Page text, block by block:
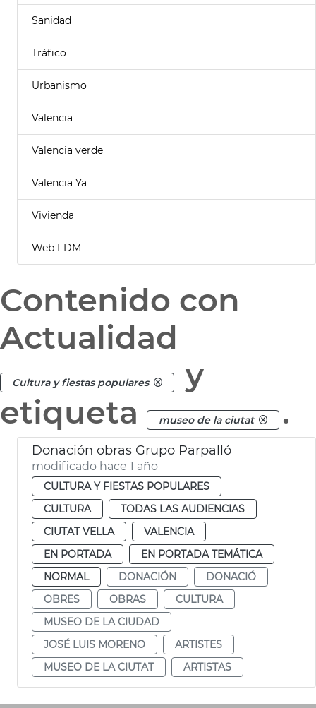
Sanidad
Tráfico
Urbanismo
Valencia
Valencia verde
Valencia Ya
Vivienda
Web FDM
Contenido con
Actualidad
Cultura y fiestas populares
y
etiqueta
museo de la ciutat .
Donación obras Grupo Parpalló
modificado hace 1 año
CULTURA Y FIESTAS POPULARES
CULTURA
TODAS LAS AUDIENCIAS
CIUTAT VELLA
VALENCIA
EN PORTADA
EN PORTADA TEMÁTICA
NORMAL
DONACIÓN
DONACIÓ
OBRES
OBRAS
CULTURA
MUSEO DE LA CIUDAD
JOSÉ LUIS MORENO
ARTISTES
MUSEO DE LA CIUTAT
ARTISTAS